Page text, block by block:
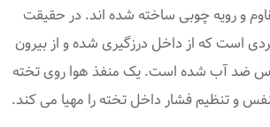
و رویه چوبی ساخته شده اند. در حقیقت
است که از داخل درزگیری شده و از بیرون
ضد آب شده است. یک منفذ هوا روی تخته
و تنظیم فشار داخل تخته را مهیا می کند.